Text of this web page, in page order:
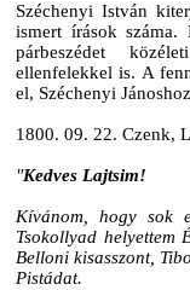
Széchenyi István
ismert írások
párbeszédet
ellenfelekkel is. A
el, Széchenyi
1800. 09. 22. Czenk,
"Kedves Lajtsim!
Kívánom, hogy sok
Tsokollyad helyettem
Belloni kisasszont,
Pistádat.